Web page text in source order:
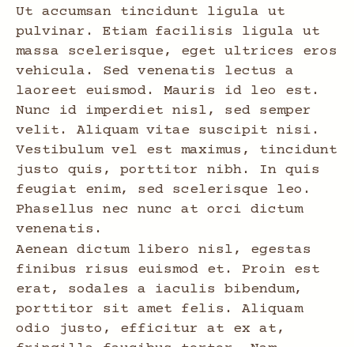
Ut accumsan tincidunt ligula ut
pulvinar. Etiam facilisis ligula ut
massa scelerisque, eget ultrices eros
vehicula. Sed venenatis lectus a
laoreet euismod. Mauris id leo est.
Nunc id imperdiet nisl, sed semper
velit. Aliquam vitae suscipit nisi.
Vestibulum vel est maximus, tincidunt
justo quis, porttitor nibh. In quis
feugiat enim, sed scelerisque leo.
Phasellus nec nunc at orci dictum
venenatis.
Aenean dictum libero nisl, egestas
finibus risus euismod et. Proin est
erat, sodales a iaculis bibendum,
porttitor sit amet felis. Aliquam
odio justo, efficitur at ex at,